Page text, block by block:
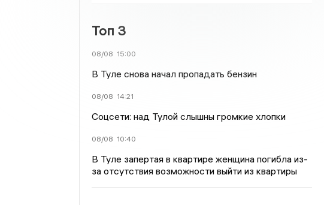
Топ 3
08/08 15:00
В Туле снова начал пропадать бензин
08/08 14:21
Соцсети: над Тулой слышны громкие хлопки
08/08 10:40
В Туле запертая в квартире женщина погибла из-
за отсутствия возможности выйти из квартиры